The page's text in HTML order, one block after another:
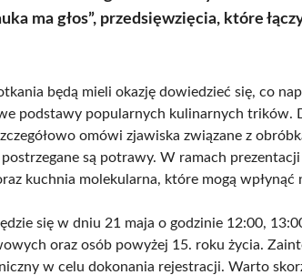
ma głos”, przedsięwzięcia, które
będą mieli okazję dowiedzieć się, co
podstawy popularnych kulinarnych trików.
omówi zjawiska związane z
są potrawy. W ramach
kuchnia molekularna, które mogą wpłynąć
się w dniu 21 maja o godzinie 12:00,
oraz osób powyżej 15. roku życia.
w celu dokonania rejestracji. Warto